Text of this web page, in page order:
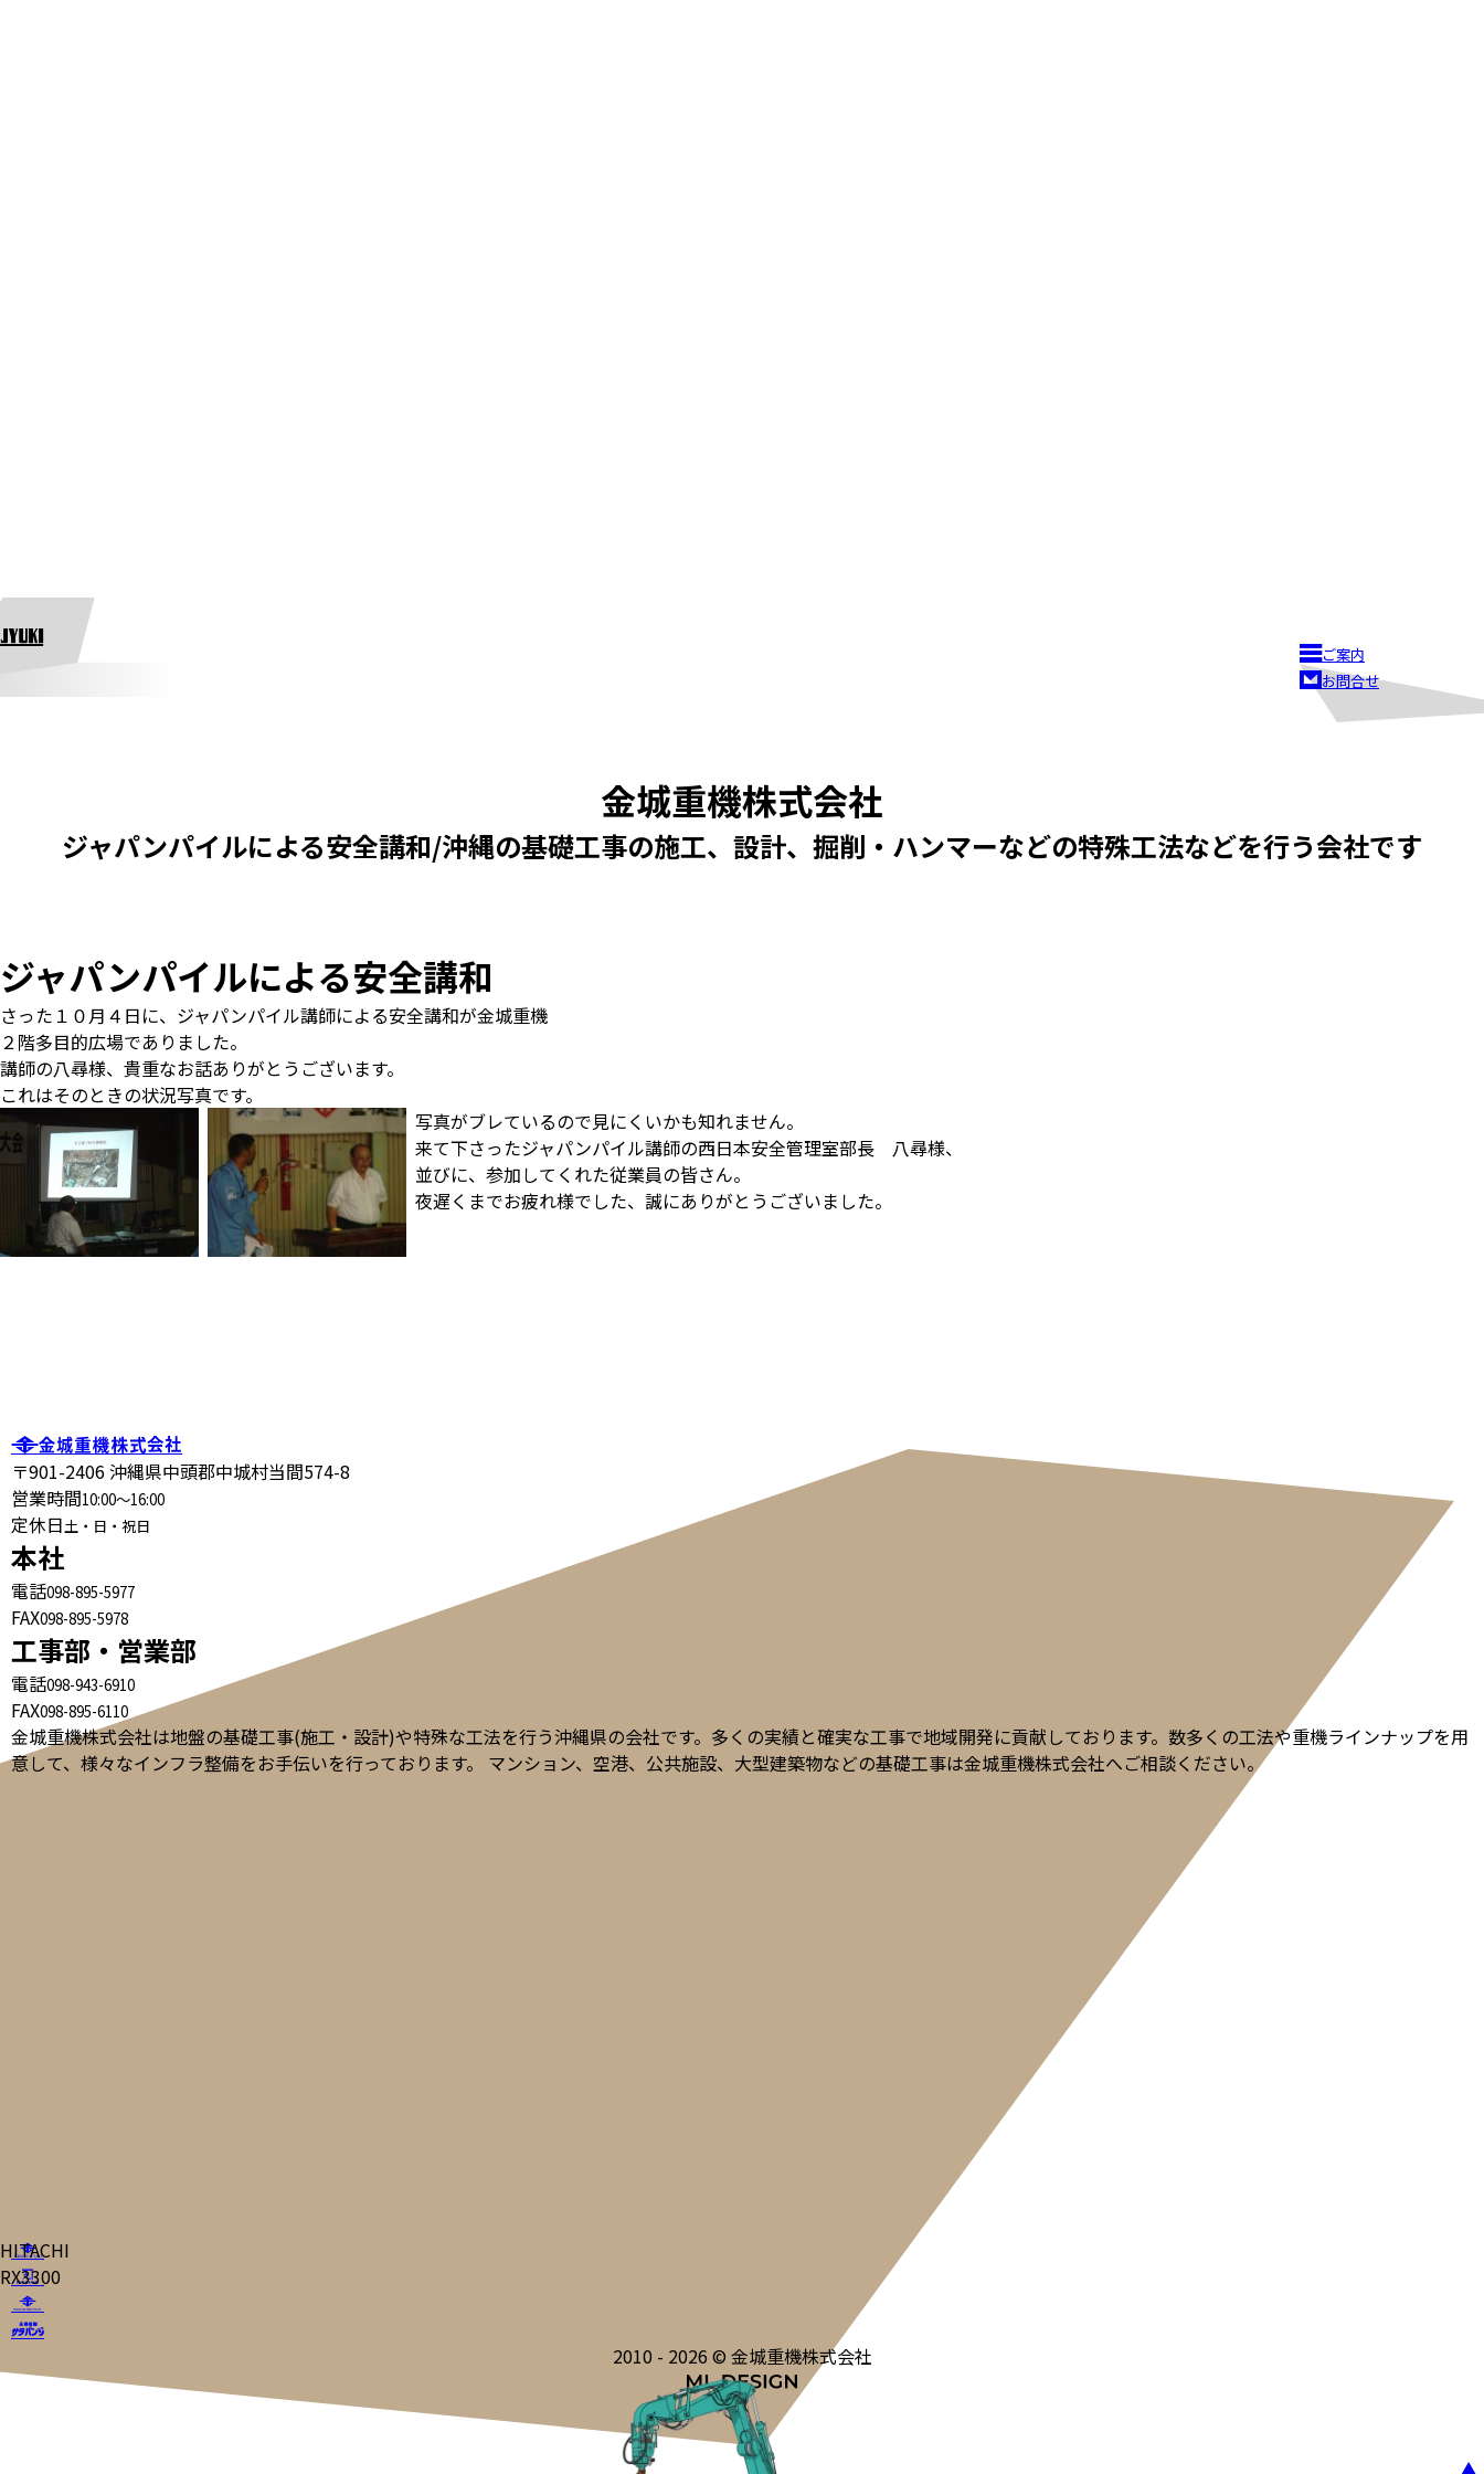
金城重機株式会社
ジャパンパイルによる安全講和/沖縄の基礎工事の施工、設計、掘削・ハンマーなどの特殊工法などを行う会社です
ジャパンパイルによる安全講和
さった１０月４日に、ジャパンパイル講師による安全講和が金城重機
２階多目的広場でありました。
講師の八尋様、貴重なお話ありがとうございます。
これはそのときの状況写真です。
写真がブレているので見にくいかも知れません。
来て下さったジャパンパイル講師の西日本安全管理室部長 八尋様、
並びに、参加してくれた従業員の皆さん。
夜遅くまでお疲れ様でした、誠にありがとうございました。
〒901-2406 沖縄県中頭郡中城村当間574-8
営業時間10:00～16:00
定休日土・日・祝日
本社
電話098-895-5977
FAX098-895-5978
工事部・営業部
電話098-943-6910
FAX098-895-6110
金城重機株式会社は地盤の基礎工事(施工・設計)や特殊な工法を行う沖縄県の会社です。多くの実績と確実な工事で地域開発に貢献しております。数多くの工法や重機ラインナップを用
意して、様々なインフラ整備をお手伝いを行っております。 マンション、空港、公共施設、大型建築物などの基礎工事は金城重機株式会社へご相談ください。
HITACHI
RX3300
2010 - 2026 © 金城重機株式会社
ご案内
お問合せ